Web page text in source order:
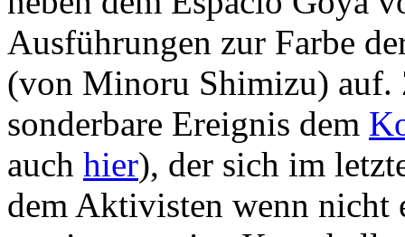
Ausführungen zur Farbe
(von Minoru Shimizu) auf.
sonderbare Ereignis dem
auch hier), der sich im
dem Aktivisten wenn nicht